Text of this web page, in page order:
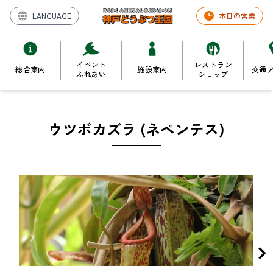
LANGUAGE 本日の営業
総合案内
イベント
ふれあい
施設案内
レストラン
ショップ
交通
ウツボカズラ (ネペンテス)